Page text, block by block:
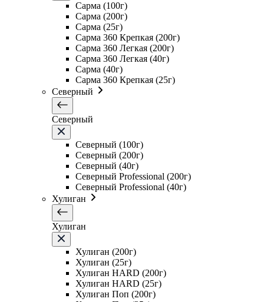
Сарма (100г)
Сарма (200г)
Сарма (25г)
Сарма 360 Крепкая (200г)
Сарма 360 Легкая (200г)
Сарма 360 Легкая (40г)
Сарма (40г)
Сарма 360 Крепкая (25г)
Северный
Северный
Северный (100г)
Северный (200г)
Северный (40г)
Северный Professional (200г)
Северный Professional (40г)
Хулиган
Хулиган
Хулиган (200г)
Хулиган (25г)
Хулиган HARD (200г)
Хулиган HARD (25г)
Хулиган Поп (200г)